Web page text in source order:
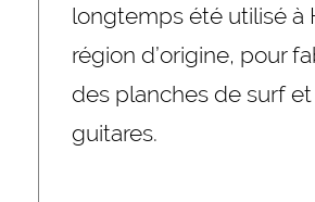
longtemps été utilisé à
région d’origine, pour
des planches de surf
guitares.